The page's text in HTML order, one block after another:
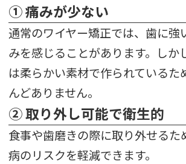
① 痛みが少ない
通常のワイヤー矯正では、歯に強
みを感じることがあります。しか
は柔らかい素材で作られているた
んどありません。
② 取り外し可能で衛生的
食事や歯磨きの際に取り外せるた
病のリスクを軽減できます。